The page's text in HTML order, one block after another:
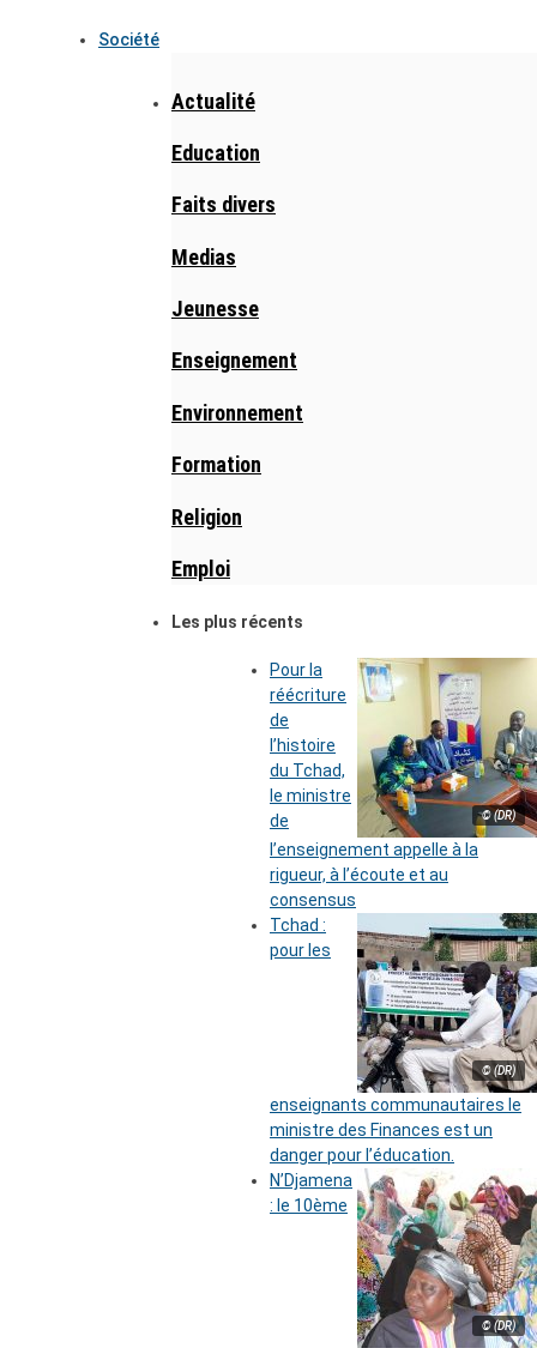
Société
Actualité
Education
Faits divers
Medias
Jeunesse
Enseignement
Environnement
Formation
Religion
Emploi
Les plus récents
© (DR)
Pour la
réécriture
de
l’histoire
du Tchad,
le ministre
de
l’enseignement appelle à la
rigueur, à l’écoute et au
consensus
© (DR)
Tchad :
pour les
enseignants communautaires le
ministre des Finances est un
danger pour l’éducation.
© (DR)
N’Djamena
: le 10ème